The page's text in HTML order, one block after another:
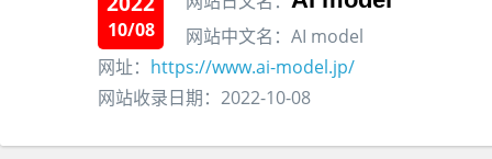
10/08
网站中文名：AI model
网址： https://www.ai-model.jp/
网站收录日期：2022-10-08